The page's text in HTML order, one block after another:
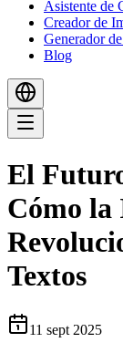
Asistente de
Creador de
Generador
Blog
El
Cómo la
Textos
11 sept 2025